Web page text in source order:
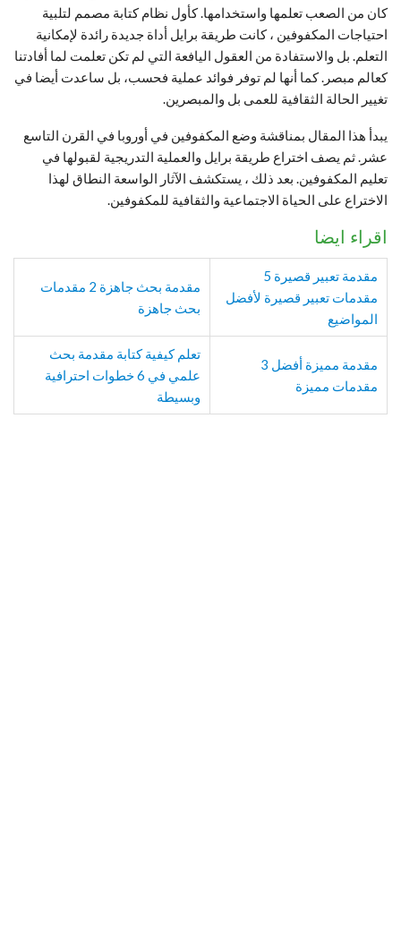
كان من الصعب تعلمها واستخدامها. كأول نظام كتابة مصمم لتلبية
احتياجات المكفوفين ، كانت طريقة برايل أداة جديدة رائدة لإمكانية
التعلم. بل والاستفادة من العقول اليافعة التي لم تكن تعلمت لما أفادتنا
كعالم مبصر. كما أنها لم توفر فوائد عملية فحسب، بل ساعدت أيضا في
تغيير الحالة الثقافية للعمى بل والمبصرين.
يبدأ هذا المقال بمناقشة وضع المكفوفين في أوروبا في القرن التاسع
عشر. ثم يصف اختراع طريقة برايل والعملية التدريجية لقبولها في
تعليم المكفوفين. بعد ذلك ، يستكشف الآثار الواسعة النطاق لهذا
الاختراع على الحياة الاجتماعية والثقافية للمكفوفين.
اقراء ايضا
مقدمة تعبير قصيرة 5
مقدمات تعبير قصيرة لأفضل
المواضيع
مقدمة بحث جاهزة 2 مقدمات
بحث جاهزة
مقدمة مميزة أفضل 3
مقدمات مميزة
تعلم كيفية كتابة مقدمة بحث
علمي في 6 خطوات احترافية
وبسيطة